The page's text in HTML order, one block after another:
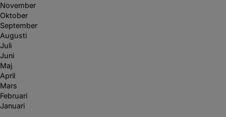
November
Oktober
September
Augusti
Juli
Juni
Maj
April
Mars
Februari
Januari